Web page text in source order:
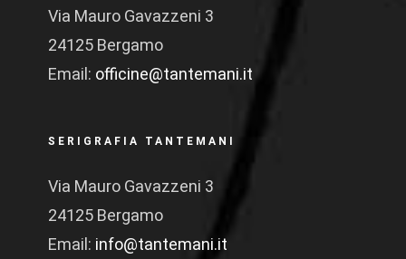
Via Mauro Gavazzeni 3
24125 Bergamo
Email: officine@tantemani.it
SERIGRAFIA TANTEMANI
Via Mauro Gavazzeni 3
24125 Bergamo
Email: info@tantemani.it